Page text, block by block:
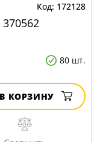
172128
80 шт.
В КОРЗИНУ